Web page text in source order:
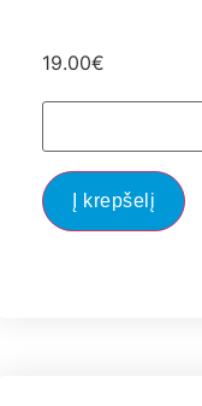
19.00€
Į krepšelį